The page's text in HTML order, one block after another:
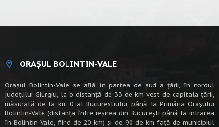
ORAȘUL BOLINTIN-VALE
Oraşul Bolintin-Vale se află în partea de sud a ţării, în nordul
judeţului Giurgiu, la o distanţă de 33 de km vest de capitala țării,
măsurată de la km 0 al Bucureștiului, până la Primăria Orașului
Bolintin-Vale (distanța între ieșirea din București până la intrarea
în Bolintin-Vale, fiind de 20 km) şi de 90 de km faţă de municipiul